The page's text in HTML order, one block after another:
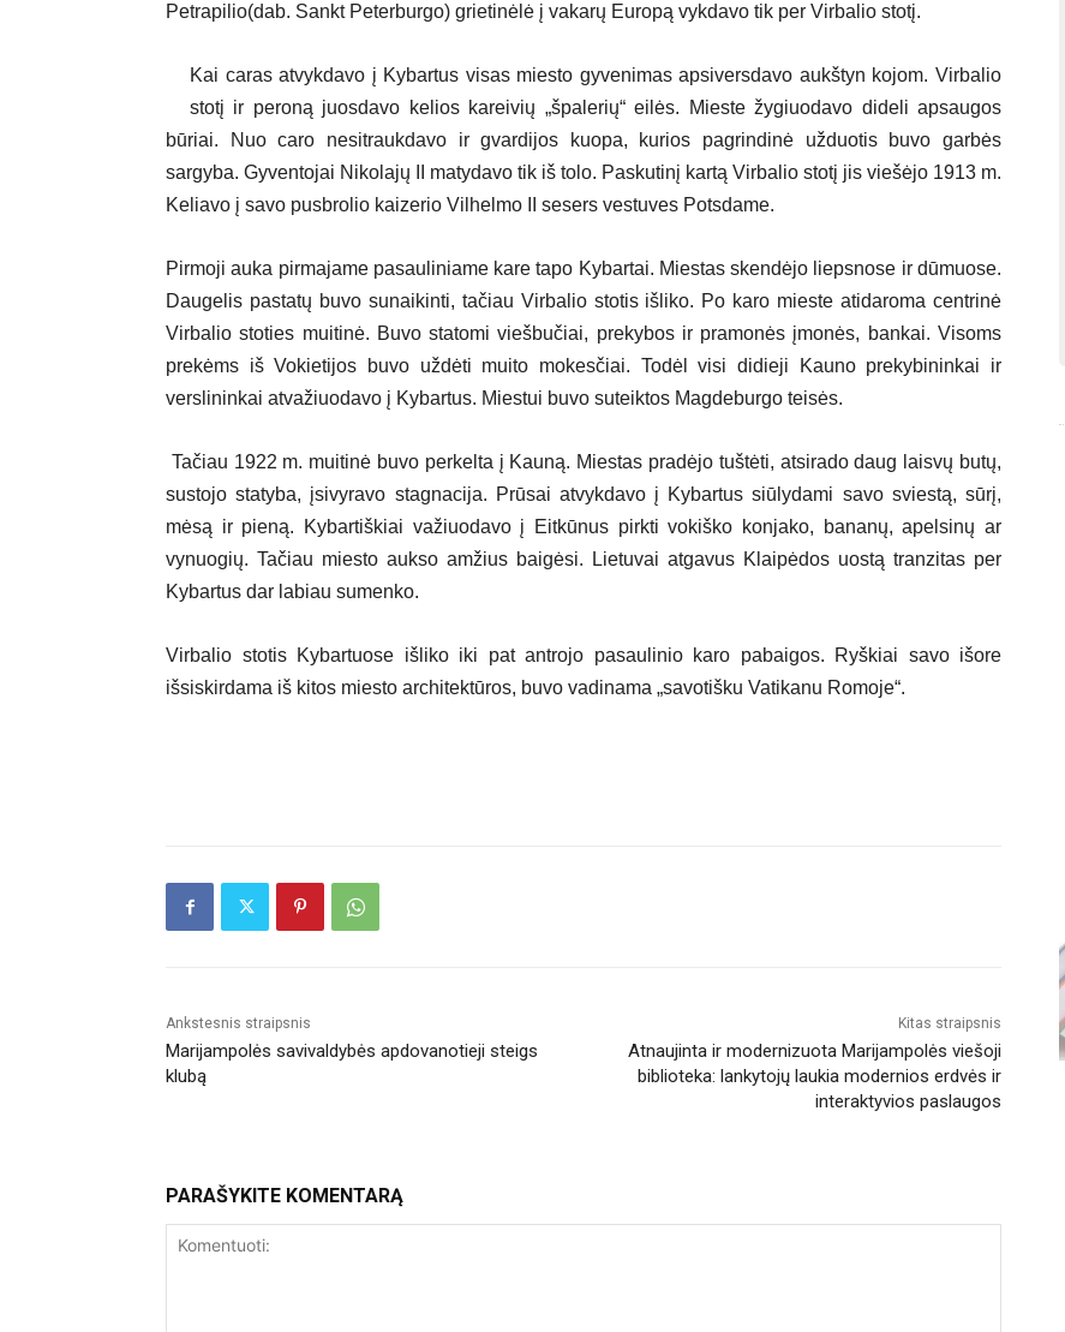
Petrapilio(dab. Sankt Peterburgo) grietinėlė į vakarų Europą vykdavo tik per Virbalio stotį.
Kai caras atvykdavo į Kybartus visas miesto gyvenimas apsiversdavo aukštyn kojom. Virbalio
stotį ir peroną juosdavo kelios kareivių „špalerių“ eilės. Mieste žygiuodavo dideli apsaugos
būriai. Nuo caro nesitraukdavo ir gvardijos kuopa, kurios pagrindinė užduotis buvo garbės
sargyba. Gyventojai Nikolajų II matydavo tik iš tolo. Paskutinį kartą Virbalio stotį jis viešėjo 1913 m.
Keliavo į savo pusbrolio kaizerio Vilhelmo II sesers vestuves Potsdame.
Pirmoji auka pirmajame pasauliniame kare tapo Kybartai. Miestas skendėjo liepsnose ir dūmuose.
Daugelis pastatų buvo sunaikinti, tačiau Virbalio stotis išliko. Po karo mieste atidaroma centrinė
Virbalio stoties muitinė. Buvo statomi viešbučiai, prekybos ir pramonės įmonės, bankai. Visoms
prekėms iš Vokietijos buvo uždėti muito mokesčiai. Todėl visi didieji Kauno prekybininkai ir
verslininkai atvažiuodavo į Kybartus. Miestui buvo suteiktos Magdeburgo teisės.
Tačiau 1922 m. muitinė buvo perkelta į Kauną. Miestas pradėjo tuštėti, atsirado daug laisvų butų,
sustojo statyba, įsivyravo stagnacija. Prūsai atvykdavo į Kybartus siūlydami savo sviestą, sūrį,
mėsą ir pieną. Kybartiškiai važiuodavo į Eitkūnus pirkti vokiško konjako, bananų, apelsinų ar
vynuogių. Tačiau miesto aukso amžius baigėsi. Lietuvai atgavus Klaipėdos uostą tranzitas per
Kybartus dar labiau sumenko.
Virbalio stotis Kybartuose išliko iki pat antrojo pasaulinio karo pabaigos. Ryškiai savo išore
išsiskirdama iš kitos miesto architektūros, buvo vadinama „savotišku Vatikanu Romoje“.
Ankstesnis straipsnis
Marijampolės savivaldybės apdovanotieji steigs
klubą
Kitas straipsnis
Atnaujinta ir modernizuota Marijampolės viešoji
biblioteka: lankytojų laukia modernios erdvės ir
interaktyvios paslaugos
PARAŠYKITE KOMENTARĄ